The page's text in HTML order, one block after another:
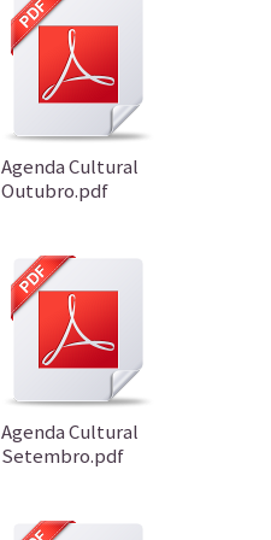
Agenda Cultural
Outubro.pdf
Agenda Cultural
Setembro.pdf